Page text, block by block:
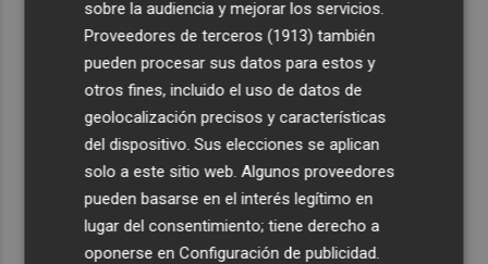
El homenaje a Ferran Torres en Foios, en imágenes
Ferran Torres, recibido con un baño de masas en su
pueblo: "Allá donde voy siempre digo que soy de Foios"
sobre la audiencia y mejorar los servicios.
Proveedores de terceros (1913) también
pueden procesar sus datos para estos y
otros fines, incluido el uso de datos de
geolocalización precisos y características
del dispositivo. Sus elecciones se aplican
solo a este sitio web. Algunos proveedores
pueden basarse en el interés legítimo en
lugar del consentimiento; tiene derecho a
oponerse enConfiguración de publicidad.